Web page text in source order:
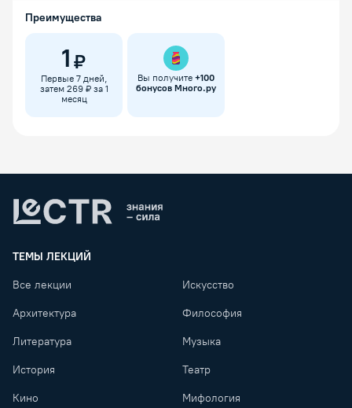
Преимущества
1 ₽
Первые 7 дней,
затем 269 ₽ за 1
месяц
Вы получите +100
бонусов Много.ру
ТЕМЫ ЛЕКЦИЙ
Все лекции Искусство
Архитектура Философия
Литература Музыка
История Театр
Кино Мифология